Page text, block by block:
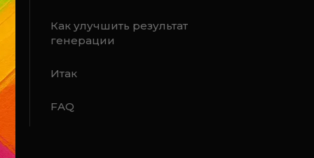
Как улучшить результат
генерации
Итак
FAQ